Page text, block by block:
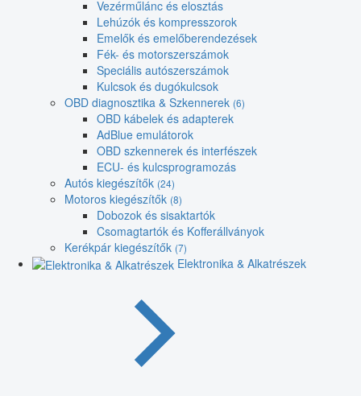
Vezérműlánc és elosztás
Lehúzók és kompresszorok
Emelők és emelőberendezések
Fék- és motorszerszámok
Speciális autószerszámok
Kulcsok és dugókulcsok
OBD diagnosztika & Szkennerek (6)
OBD kábelek és adapterek
AdBlue emulátorok
OBD szkennerek és interfészek
ECU- és kulcsprogramozás
Autós kiegészítők (24)
Motoros kiegészítők (8)
Dobozok és sisaktartók
Csomagtartók és Kofferállványok
Kerékpár kiegészítők (7)
Elektronika & Alkatrészek